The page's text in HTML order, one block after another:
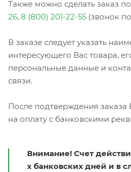
Также можно сделать заказ по
26, 8 (800) 201-22-55 (звонок
В заказе следует указать
интересующего Вас товара,
персональные данные и
связи.
После подтверждения заказа
на оплату с банковскими
Внимание! Счет
х банковских дней и в